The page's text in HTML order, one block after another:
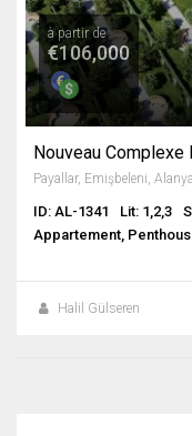
à partir de
€106,000
Nouveau
ID: AL-1341 Lit: 1,2,3
Appartement,
Halil Gülseren